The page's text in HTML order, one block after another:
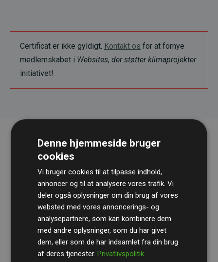
Certificat er ikke gyldigt. Kontakt os for at fornye
medlemskabet i Websites, der støtter klimaprojekter
initiativet!
RevisionshusetBDOgennemgår løbende vores
beregninger og metode for at sikre gennemsigtighed
og pålidelighed.
Deres revision dokumenterer, at vores investeringer i
Denne hjemmeside bruger
cookies
Vi bruger cookies til at tilpasse indhold,
annoncer og til at analysere vores trafik. Vi
deler også oplysninger om din brug af vores
websted med vores annoncerings- og
analysepartnere, som kan kombinere dem
med andre oplysninger, som du har givet
dem, eller som de har indsamlet fra din brug
af deres tjenester.Privatlivspolitik